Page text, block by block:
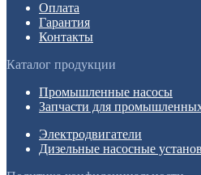
Оплата
Гарантия
Контакты
Каталог продукции
Промышленные насосы
Запчасти для
Электродвигатели
Дизельные насосные